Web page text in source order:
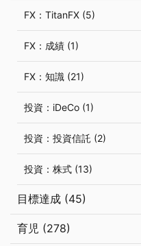
FX：TitanFX (5)
FX：成績 (1)
FX：知識 (21)
投資：iDeCo (1)
投資：投資信託 (2)
投資：株式 (13)
目標達成 (45)
育児 (278)